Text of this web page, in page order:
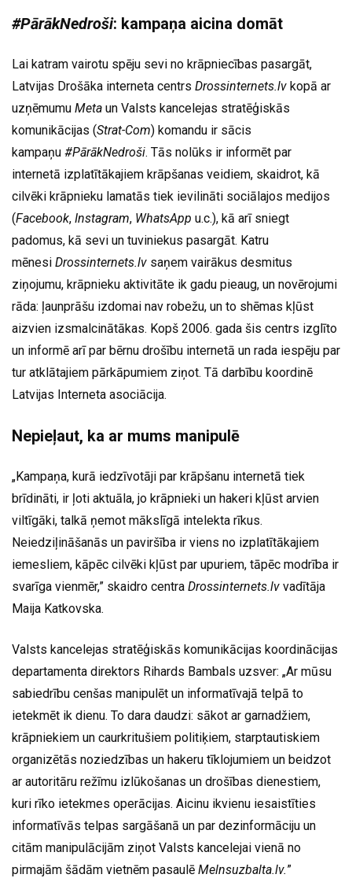
#PārākNedroši: kampaņa aicina domāt
Lai katram vairotu spēju sevi no krāpniecības pasargāt,
Latvijas Drošāka interneta centrs Drossinternets.lv kopā ar
uzņēmumu Meta un Valsts kancelejas stratēģiskās
komunikācijas (Strat-Com) komandu ir sācis
kampaņu #PārākNedroši. Tās nolūks ir informēt par
internetā izplatītākajiem krāpšanas veidiem, skaidrot, kā
cilvēki krāpnieku lamatās tiek ievilināti sociālajos medijos
(Facebook, Instagram, WhatsApp u.c.), kā arī sniegt
padomus, kā sevi un tuviniekus pasargāt. Katru
mēnesi Drossinternets.lv saņem vairākus desmitus
ziņojumu, krāpnieku aktivitāte ik gadu pieaug, un novērojumi
rāda: ļaunprāšu izdomai nav robežu, un to shēmas kļūst
aizvien izsmalcinātākas. Kopš 2006. gada šis centrs izglīto
un informē arī par bērnu drošību internetā un rada iespēju par
tur atklātajiem pārkāpumiem ziņot. Tā darbību koordinē
Latvijas Interneta asociācija.
Nepieļaut, ka ar mums manipulē
„Kampaņa, kurā iedzīvotāji par krāpšanu internetā tiek
brīdināti, ir ļoti aktuāla, jo krāpnieki un hakeri kļūst arvien
viltīgāki, talkā ņemot mākslīgā intelekta rīkus.
Neiedziļināšanās un paviršība ir viens no izplatītākajiem
iemesliem, kāpēc cilvēki kļūst par upuriem, tāpēc modrība ir
svarīga vienmēr,” skaidro centra Drossinternets.lv vadītāja
Maija Katkovska.
Valsts kancelejas stratēģiskās komunikācijas koordinācijas
departamenta direktors Rihards Bambals uzsver: „Ar mūsu
sabiedrību cenšas manipulēt un informatīvajā telpā to
ietekmēt ik dienu. To dara daudzi: sākot ar garnadžiem,
krāpniekiem un caurkritušiem politiķiem, starptautiskiem
organizētās noziedzības un hakeru tīklojumiem un beidzot
ar autoritāru režīmu izlūkošanas un drošības dienestiem,
kuri rīko ietekmes operācijas. Aicinu ikvienu iesaistīties
informatīvās telpas sargāšanā un par dezinformāciju un
citām manipulācijām ziņot Valsts kancelejai vienā no
pirmajām šādām vietnēm pasaulē Melnsuzbalta.lv.”